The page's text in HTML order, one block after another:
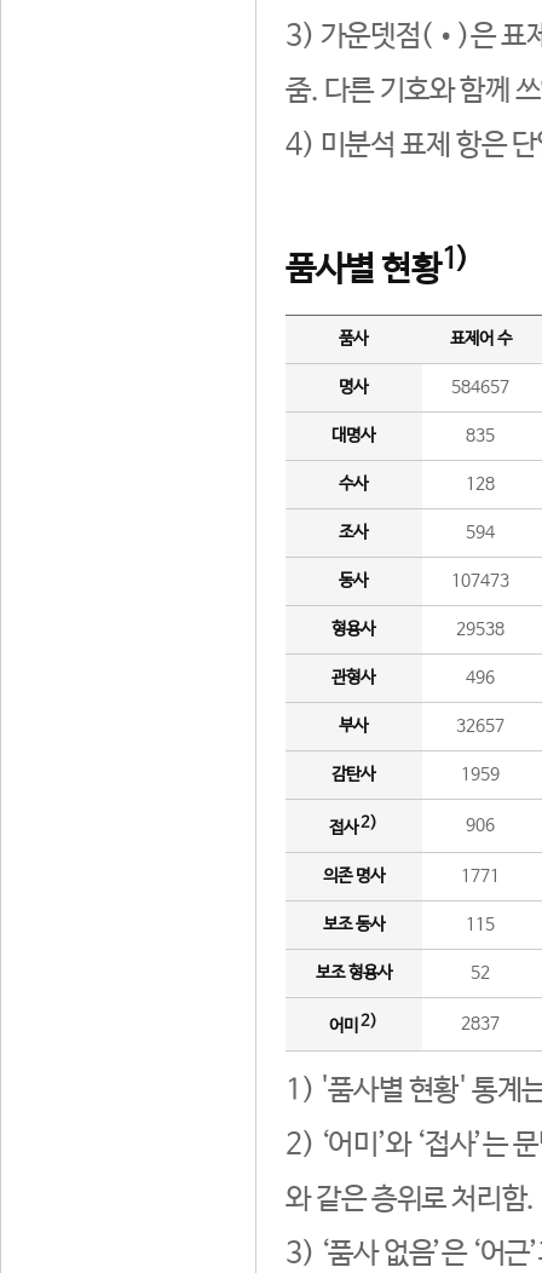
3) 가운뎃점(•)은 표
줌. 다른 기호와 함께
4) 미분석 표제 항은
품사별 현황1)
품사 표제어 수
명사 584657
대명사 835
수사 128
조사 594
동사 107473
형용사 29538
관형사 496
부사 32657
감탄사 1959
접사2) 906
의존 명사 1771
보조 동사 115
보조 형용사 52
어미 2) 2837
1) '품사별 현황' 통계
2) ‘어미’와 ‘접사’는
와 같은 층위로 처리함.
3) ‘품사 없음’은 ‘어